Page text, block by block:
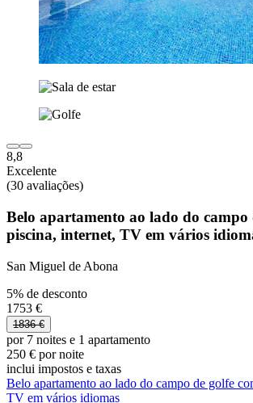
8,8
Excelente
(30 avaliações)
Belo apartamento ao lado do campo
piscina, internet, TV em vários
San Miguel de Abona
5% de desconto
1753 €
1836 €
por 7 noites e 1 apartamento
250 € por noite
inclui impostos e taxas
Belo apartamento ao lado do campo de golfe
TV em vários idiomas